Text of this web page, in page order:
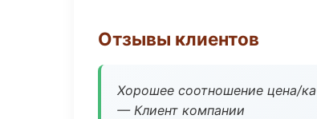
Отзывы клиентов
Хорошее соотношение цена/
— Клиент компании